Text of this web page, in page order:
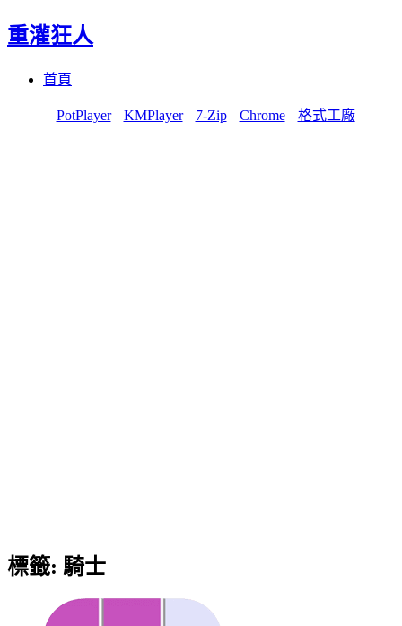
重灌狂人
首頁
PotPlayer KMPlayer 7-Zip Chrome 格式工廠
標籤: 騎士